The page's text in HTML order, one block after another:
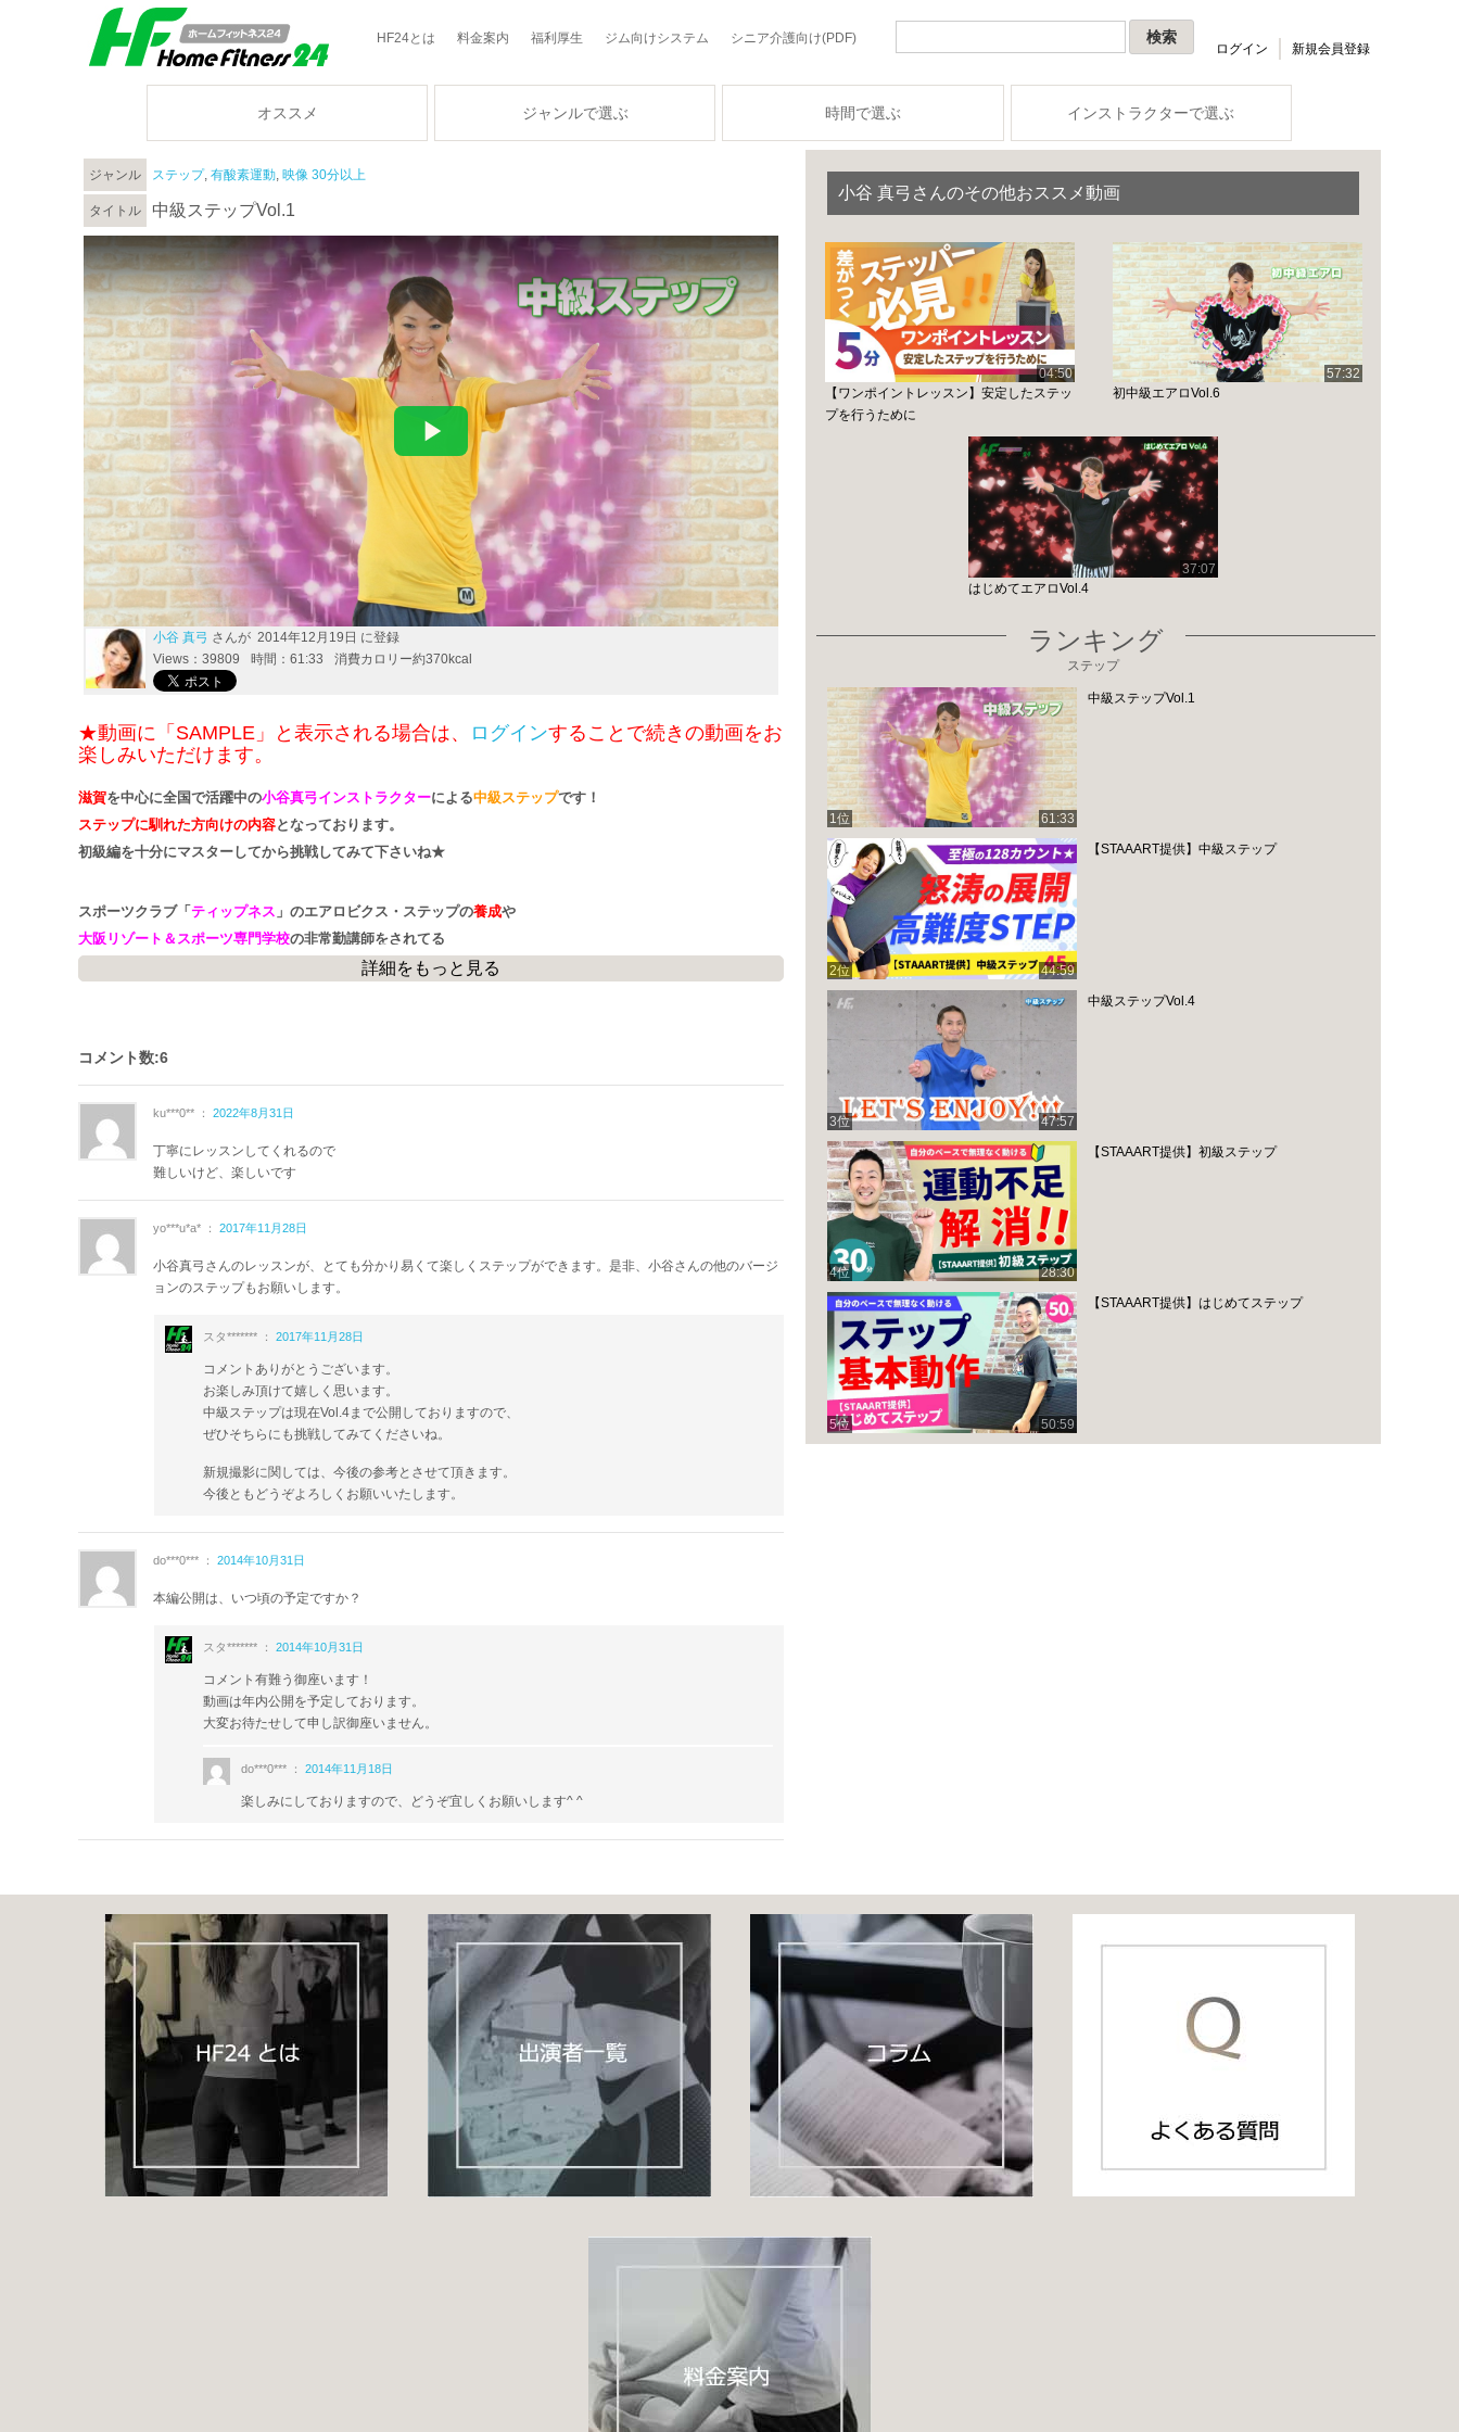
HF24とは 料金案内 福利厚生 ジム向けシステム シニア介護向け(PDF)
ログイン 新規会員登録
オススメ ジャンルで選ぶ 時間で選ぶ インストラクターで選ぶ
ジャンル ステップ, 有酸素運動, 映像 30分以上
タイトル 中級ステップVol.1
小谷 真弓 さんが 2014年12月19日 に登録
Views：39809
時間：61:33 消費カロリー約370kcal
★動画に「SAMPLE」と表示される場合は、 ログインすることで続きの動画をお
楽しみいただけます。
滋賀を中心に全国で活躍中の小谷真弓インストラクターによる中級ステップです！
ステップに馴れた方向けの内容となっております。
初級編を十分にマスターしてから挑戦してみて下さいね★
スポーツクラブ「 ティップネス 」 のエアロビクス・ステップの養成や
大阪リゾート＆スポーツ専門学校の非常勤講師をされてる
小谷インストラクターが丁寧に解説されているので、とてもわかりやすいです！
ワンポイントレッスンでは
ぜひご覧くださいね。
Youtubeダイジェスト映像は こちら
☆高山英士インストラクターのワンポイントレッスン☆
ステップ台へのアプローチ
http://home-fitness24.jp/3183
☆小谷真弓インストラクターのワンポイントレッスン☆
安定したステップを行うために
☆こちらもオススメ☆
はじめてステップVol.1
http://home-fitness24.jp/2330
http://home-fitness24.jp/3024
初中級ステップVol.2
http://home-fitness24.jp/2336
初中級ダンスステップVol.1
中級ステップVol.1
http://home-fitness24.jp/1678※現在表示中
http://home-fitness24.jp/3023
http://home-fitness24.jp/2086
詳細をもっと見る
コメント数:6
ku***0** ： 2022年8月31日
丁寧にレッスンしてくれるので
難しいけど、楽しいです
yo***u*a* ： 2017年11月28日
小谷真弓さんのレッスンが、とても分かり易くて楽しくステップができます。是非、小谷さんの他のバージ
ョンのステップもお願いします。
スタ******* ： 2017年11月28日
コメントありがとうございます。
お楽しみ頂けて嬉しく思います。
中級ステップは現在Vol.4まで公開しておりますので、
ぜひそちらにも挑戦してみてくださいね。
新規撮影に関しては、今後の参考とさせて頂きます。
今後ともどうぞよろしくお願いいたします。
do***0*** ： 2014年10月31日
本編公開は、いつ頃の予定ですか？
スタ******* ： 2014年10月31日
コメント有難う御座います！
動画は年内公開を予定しております。
大変お待たせして申し訳御座いません。
do***0*** ： 2014年11月18日
楽しみにしておりますので、どうぞ宜しくお願いします^ ^
小谷 真弓さんのその他おススメ動画
04:50
【ワンポイントレッスン】安定したステッ
プを行うために
57:32
初中級エアロVol.6
37:07
はじめてエアロVol.4
ランキング
ステップ
1位 61:33
中級ステップVol.1
2位 44:59
【STAAART提供】中級ステップ
3位 47:57
中級ステップVol.4
4位 28:30
【STAAART提供】初級ステップ
5位 50:59
【STAAART提供】はじめてステップ